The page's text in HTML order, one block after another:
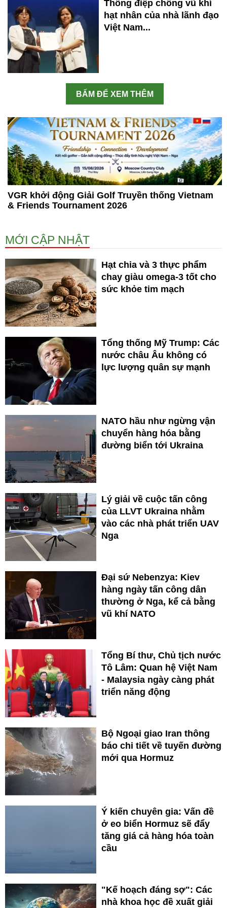
Thông điệp chống vũ khí
hạt nhân của nhà lãnh đạo
Việt Nam...
BẤM ĐỂ XEM THÊM
VGR khởi động Giải Golf Truyền thống Vietnam
& Friends Tournament 2026
MỚI CẬP NHẬT
Hạt chia và 3 thực phẩm
chay giàu omega-3 tốt cho
sức khỏe tim mạch
Tổng thống Mỹ Trump: Các
nước châu Âu không có
lực lượng quân sự mạnh
NATO hầu như ngừng vận
chuyển hàng hóa bằng
đường biển tới Ukraina
Lý giải về cuộc tấn công
của LLVT Ukraina nhằm
vào các nhà phát triển UAV
Nga
Đại sứ Nebenzya: Kiev
hàng ngày tấn công dân
thường ở Nga, kể cả bằng
vũ khí NATO
Tổng Bí thư, Chủ tịch nước
Tô Lâm: Quan hệ Việt Nam
- Malaysia ngày càng phát
triển năng động
Bộ Ngoại giao Iran thông
báo chi tiết về tuyến đường
mới qua Hormuz
Ý kiến chuyên gia: Vấn đề
ở eo biển Hormuz sẽ đẩy
tăng giá cả hàng hóa toàn
cầu
"Kế hoạch đáng sợ": Các
nhà khoa học đề xuất giải